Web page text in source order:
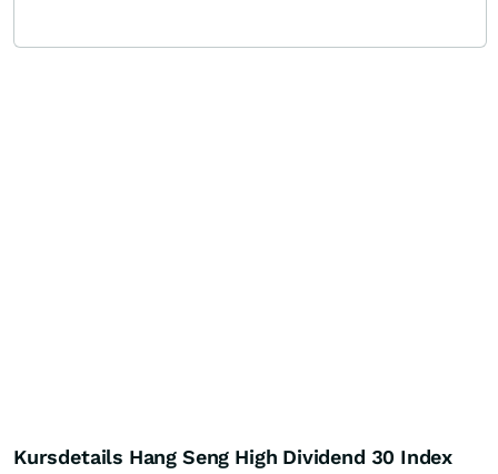
Kursdetails Hang Seng High Dividend 30 Index